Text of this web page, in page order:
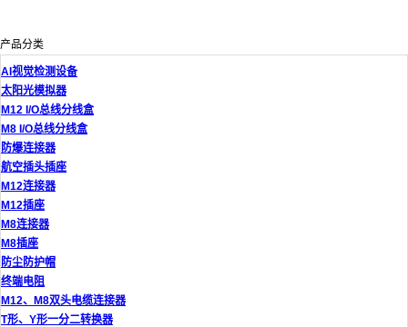
产品分类
AI视觉检测设备
太阳光模拟器
M12 I/O总线分线盒
M8 I/O总线分线盒
防爆连接器
航空插头插座
M12连接器
M12插座
M8连接器
M8插座
防尘防护帽
终端电阻
M12、M8双头电缆连接器
T形、Y形一分二转换器